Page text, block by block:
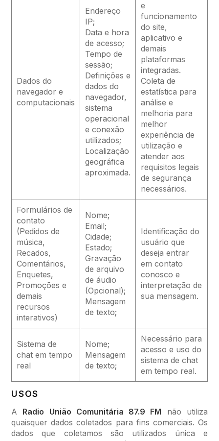
Dados do
navegador e
computacionais
Endereço
IP;
Data e hora
de acesso;
Tempo de
sessão;
Definições e
dados do
navegador,
sistema
operacional
e conexão
utilizados;
Localização
geográfica
aproximada.
e
funcionamento
do site,
aplicativo e
demais
plataformas
integradas.
Coleta de
estatística para
análise e
melhoria para
melhor
experiência de
utilização e
atender aos
requisitos legais
de segurança
necessários.
Formulários de
contato
(Pedidos de
música,
Recados,
Comentários,
Enquetes,
Promoções e
demais
recursos
interativos)
Nome;
Email;
Cidade;
Estado;
Gravação
de arquivo
de áudio
(Opcional);
Mensagem
de texto;
Identificação do
usuário que
deseja entrar
em contato
conosco e
interpretação de
sua mensagem.
Sistema de
chat em tempo
real
Nome;
Mensagem
de texto;
Necessário para
acesso e uso do
sistema de chat
em tempo real.
USOS
A Radio União Comunitária 87.9 FM não utiliza
quaisquer dados coletados para fins comerciais. Os
dados que coletamos são utilizados única e